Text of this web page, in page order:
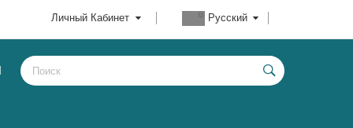
Русский
Личный Кабинет